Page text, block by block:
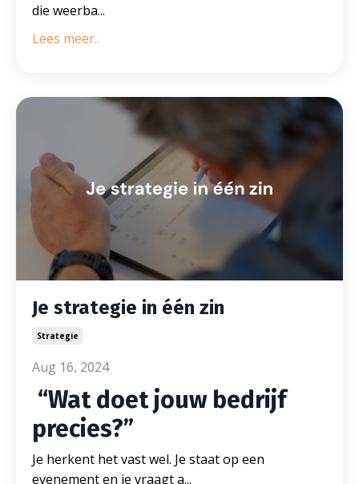
die weerba...
Lees meer..
Je strategie in één zin
Strategie
Aug 16, 2024
“Wat doet jouw bedrijf
precies?”
Je herkent het vast wel. Je staat op een
evenement en je vraagt a...